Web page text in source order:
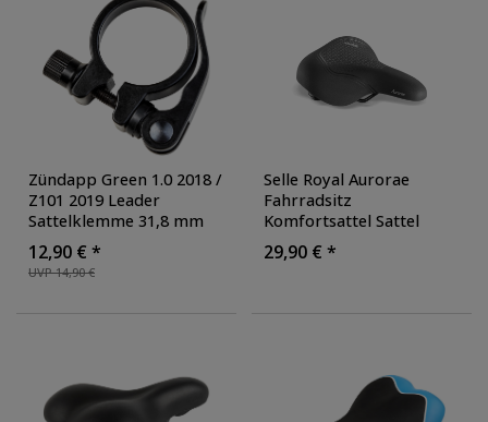
Zündapp Green 1.0 2018 /
Z101 2019 Leader
Sattelklemme 31,8 mm
QR Sattelrohrklemme
Sattelstützenklemme
Sattelrohrklemme
UVP 14,90 €
12,90 € *
Selle Royal Aurorae
Fahrradsitz
Komfortsattel Sattel
Fahrradsattel Citysattel
Tourensattel
29,90 € *